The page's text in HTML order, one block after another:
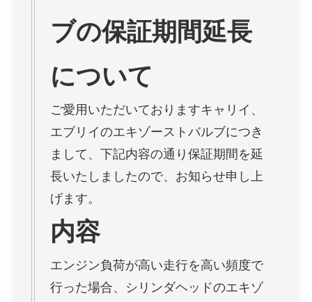
ブの保証期間延長
について
ご愛用いただいておりますキャリイ、
エブリイのエキゾーストバルブにつき
まして、下記内容の通り保証期間を延
長いたしましたので、お知らせ申し上
げます。
内容
エンジン負荷が高い走行を高い頻度で
行った場合、シリンダヘッドのエキゾ